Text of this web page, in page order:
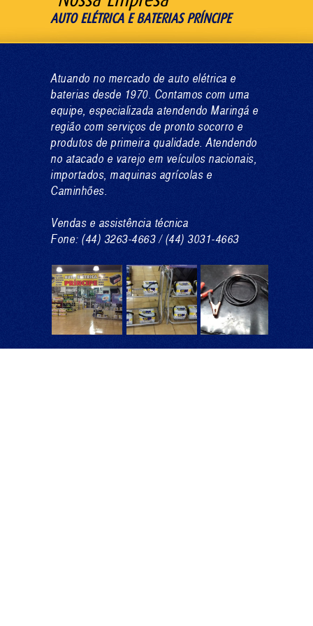
AUTO ELÉTRICA E BATERIAS PRÍNCIPE
Atuando no mercado de auto elétrica e
baterias desde 1970. Contamos com uma
equipe, especializada atendendo Maringá e
região com serviços de pronto socorro e
produtos de primeira qualidade. Atendendo
no atacado e varejo em veículos nacionais,
importados, maquinas agrícolas e
Caminhões.
Vendas e assistência técnica
Fone: (44) 3263-4663 / (44) 3031-4663